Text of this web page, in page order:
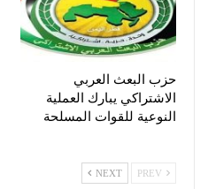
حزب البعث العربي
الاشتراكي يبارك العملية
النوعية للقوات المسلحة
NEXT